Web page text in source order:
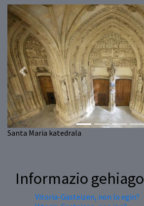
Santa Maria katedrala
Previous
Informazio gehiago
Vitoria-Gasteizen, non lo egin?